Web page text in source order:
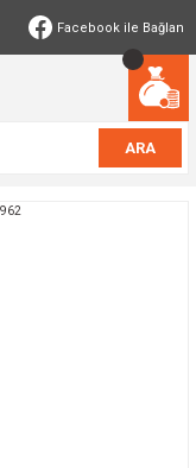
Facebook ile Bağlan
ARA